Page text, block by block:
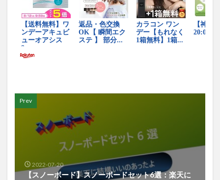
Prev
2022-07-20
【スノーボード】スノーボードセット6選：楽天に